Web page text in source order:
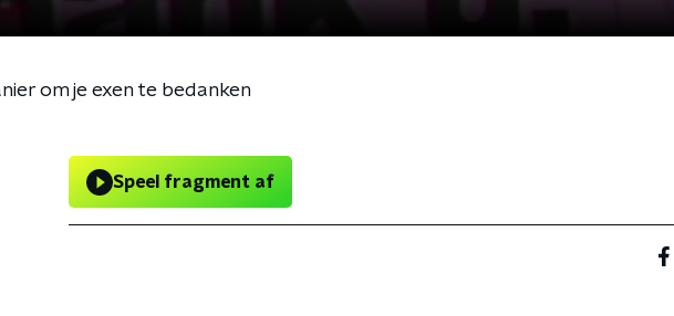
om je exen te bedanken
Speel fragment af